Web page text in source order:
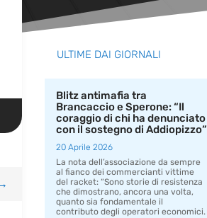
ULTIME DAI GIORNALI
Blitz antimafia tra
Brancaccio e Sperone: “Il
coraggio di chi ha denunciato
con il sostegno di Addiopizzo”
20 Aprile 2026
La nota dell’associazione da sempre
al fianco dei commercianti vittime
del racket: “Sono storie di resistenza
che dimostrano, ancora una volta,
quanto sia fondamentale il
contributo degli operatori economici.